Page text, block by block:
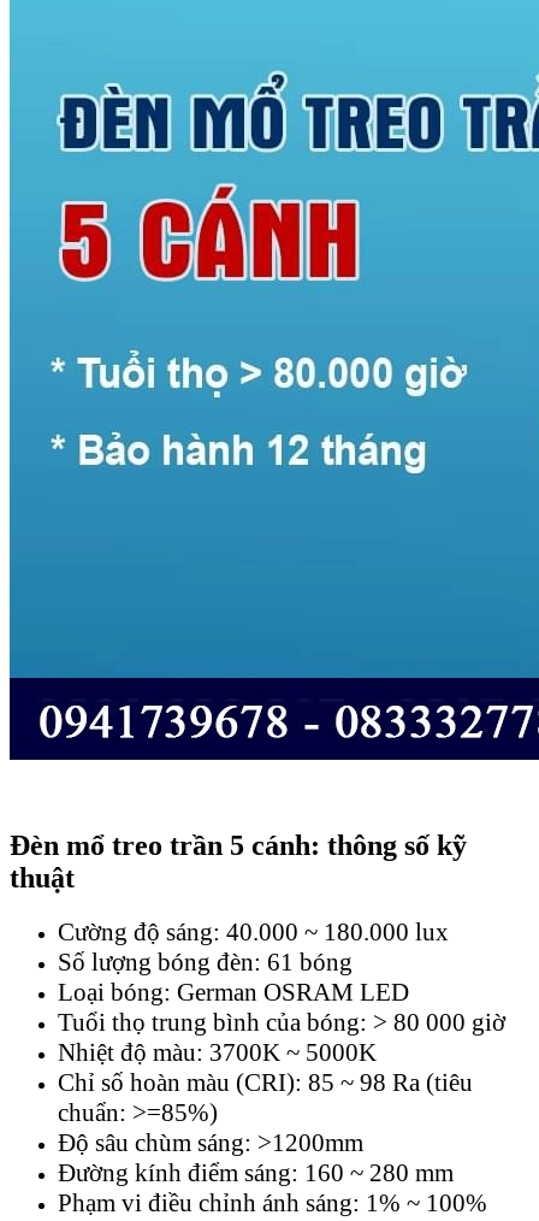
Đèn mổ treo trần 5 cánh: thông số kỹ
thuật
Cường độ sáng: 40.000 ~ 180.000 lux
Số lượng bóng đèn: 61 bóng
Loại bóng: German OSRAM LED
Tuổi thọ trung bình của bóng: > 80 000 giờ
Nhiệt độ màu: 3700K ~ 5000K
Chỉ số hoàn màu (CRI): 85 ~ 98 Ra (tiêu
chuẩn: >=85%)
Độ sâu chùm sáng: >1200mm
Đường kính điểm sáng: 160 ~ 280 mm
Phạm vi điều chỉnh ánh sáng: 1% ~ 100%